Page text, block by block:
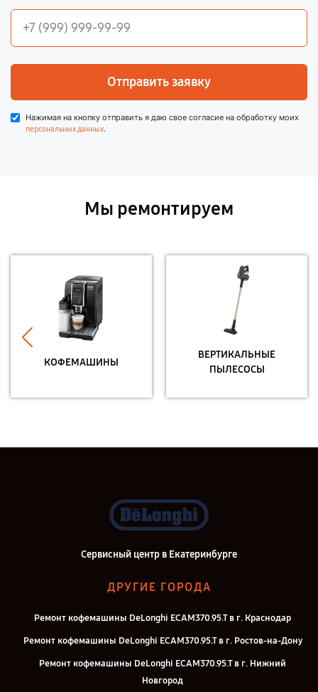
Отправить заявку
Нажимая на кнопку отправить я даю свое согласие на обработку моих
персональных данных.
Мы ремонтируем
КОФЕМАШИНЫ
ВЕРТИКАЛЬНЫЕ
ПЫЛЕСОСЫ
Сервисный центр в Екатеринбурге
ДРУГИЕ ГОРОДА
Ремонт кофемашины DeLonghi ECAM370.95.T в г. Краснодар
Ремонт кофемашины DeLonghi ECAM370.95.T в г. Ростов-на-Дону
Ремонт кофемашины DeLonghi ECAM370.95.T в г. Нижний
Новгород